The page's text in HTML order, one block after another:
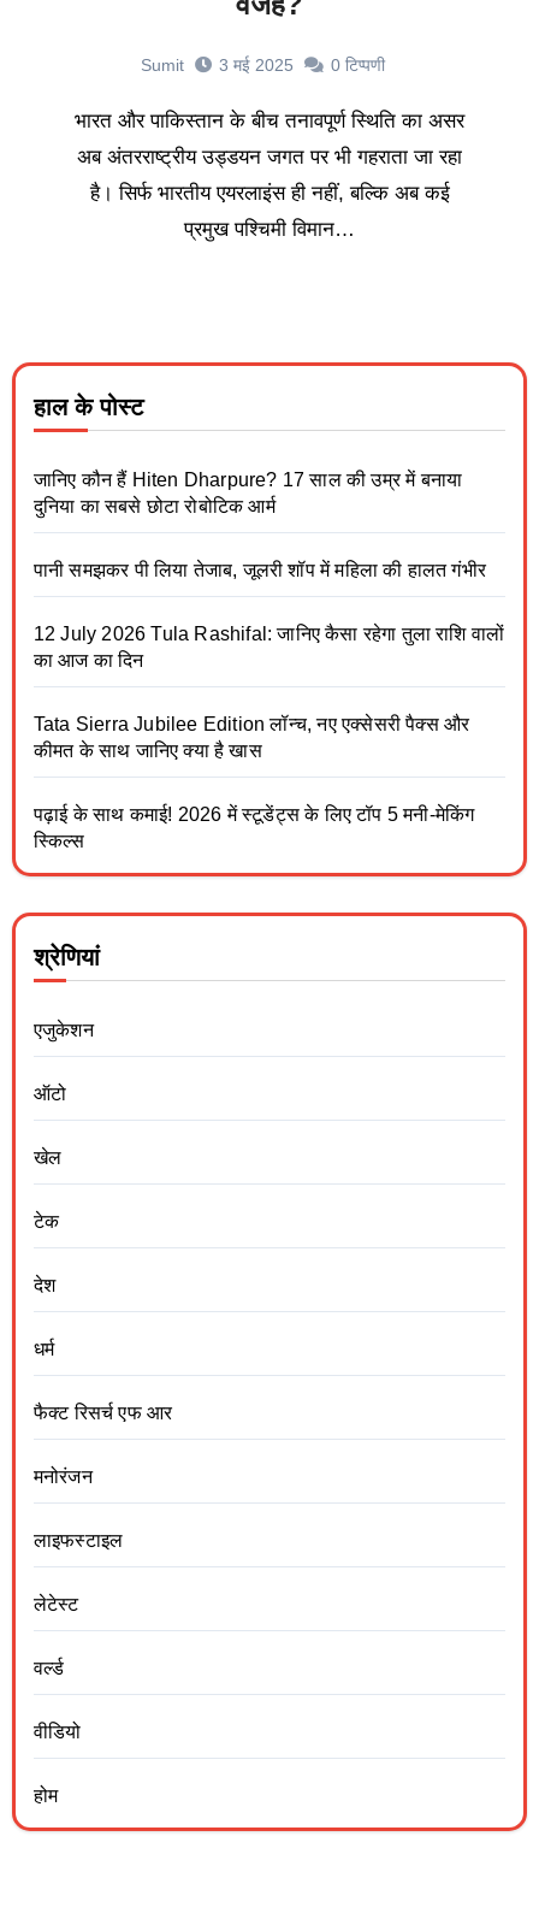
Sumit 3 मई 2025 0 टिप्पणी
भारत और पाकिस्तान के बीच तनावपूर्ण स्थिति का असर
अब अंतरराष्ट्रीय उड्डयन जगत पर भी गहराता जा रहा
है। सिर्फ भारतीय एयरलाइंस ही नहीं, बल्कि अब कई
प्रमुख पश्चिमी विमान…
हाल के पोस्ट
जानिए कौन हैं Hiten Dharpure? 17 साल की उम्र में बनाया
दुनिया का सबसे छोटा रोबोटिक आर्म
पानी समझकर पी लिया तेजाब, जूलरी शॉप में महिला की हालत गंभीर
12 July 2026 Tula Rashifal: जानिए कैसा रहेगा तुला राशि वालों
का आज का दिन
Tata Sierra Jubilee Edition लॉन्च, नए एक्सेसरी पैक्स और
कीमत के साथ जानिए क्या है खास
पढ़ाई के साथ कमाई! 2026 में स्टूडेंट्स के लिए टॉप 5 मनी-मेकिंग
स्किल्स
श्रेणियां
एजुकेशन
ऑटो
खेल
टेक
देश
धर्म
फैक्ट रिसर्च एफ आर
मनोरंजन
लाइफस्टाइल
लेटेस्ट
वर्ल्ड
वीडियो
होम